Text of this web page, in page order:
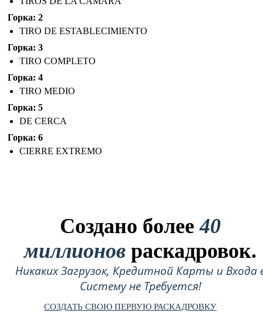
Горка: 2
TIRO DE ESTABLECIMIENTO
Горка: 3
TIRO COMPLETO
Горка: 4
TIRO MEDIO
Горка: 5
DE CERCA
Горка: 6
CIERRE EXTREMO
Создано более40
миллионов раскадровок.
Никаких Загрузок, Кредитной Карты и Входа
Систему не Требуется!
СОЗДАТЬ СВОЮ ПЕРВУЮ РАСКАДРОВКУ